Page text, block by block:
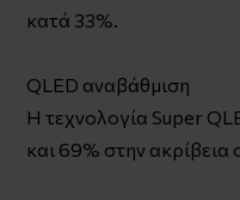
κατά 33%.
QLED αναβάθμιση
Η τεχνολογία Super
και 69% στην ακρίβεια